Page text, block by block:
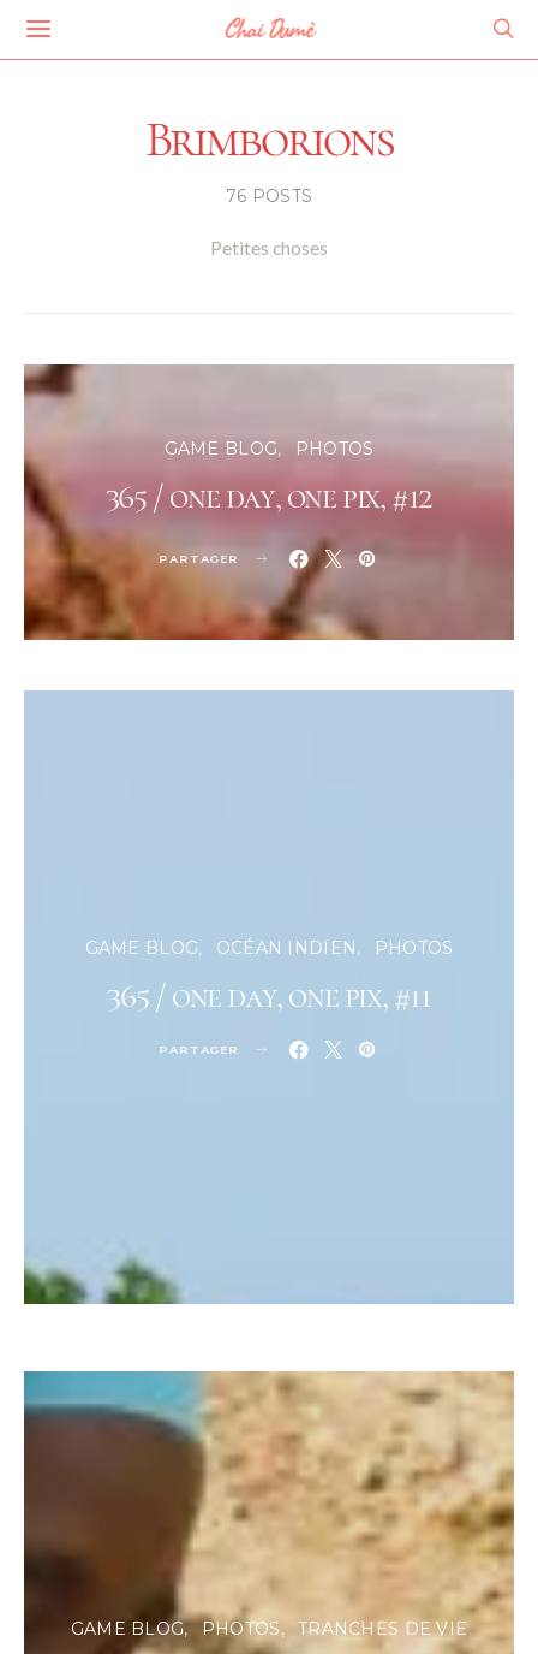
Chai Dumè
Brimborions
76 POSTS
Petites choses
GAME BLOG PHOTOS
365 / one day, one pix, #12
PARTAGER
GAME BLOG OCÉAN INDIEN PHOTOS
365 / one day, one pix, #11
PARTAGER
GAME BLOG PHOTOS TRANCHES DE VIE